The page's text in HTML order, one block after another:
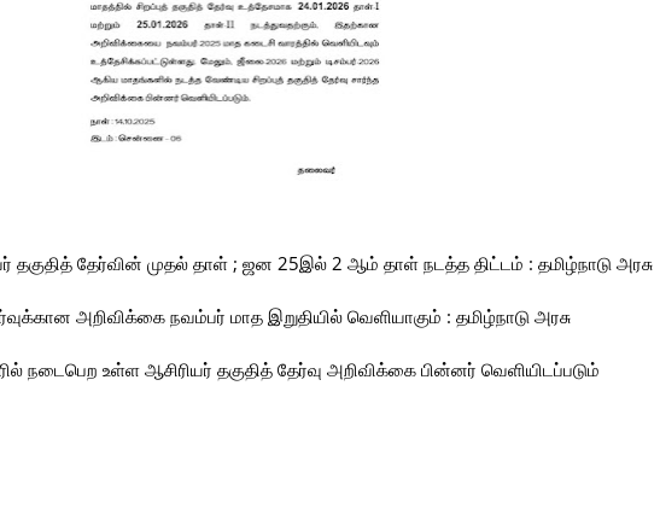
தகுதித் தேர்வின் முதல் தாள் ; ஜன 25இல் 2 ஆம் தாள் நடத்த திட்டம் : தமிழ்நாடு அரசு
அறிவிக்கை நவம்பர் மாத இறுதியில் வெளியாகும் : தமிழ்நாடு அரசு
நடைபெற உள்ள ஆசிரியர் தகுதித் தேர்வு அறிவிக்கை பின்னர் வெளியிடப்படும்